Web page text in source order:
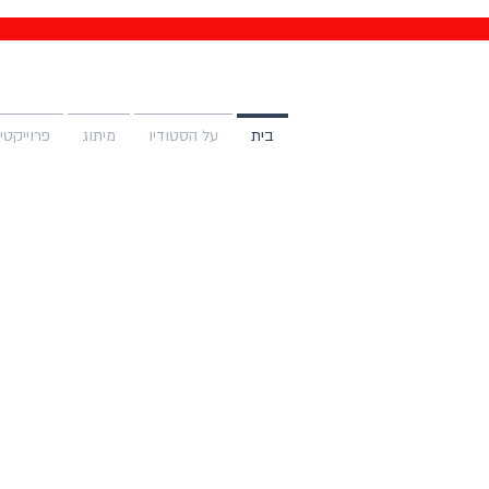
בית על הסטודיו מיתוג